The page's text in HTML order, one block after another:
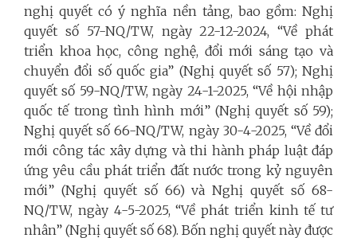
nghị quyết có ý nghĩa nền tảng, bao gồm: Nghị
quyết số 57-NQ/TW, ngày 22-12-2024, “Về phát
triển khoa học, công nghệ, đổi mới sáng tạo và
chuyển đổi số quốc gia” (Nghị quyết số 57); Nghị
quyết số 59-NQ/TW, ngày 24-1-2025, “Về hội nhập
quốc tế trong tình hình mới” (Nghị quyết số 59);
Nghị quyết số 66-NQ/TW, ngày 30-4-2025, “Về đổi
mới công tác xây dựng và thi hành pháp luật đáp
ứng yêu cầu phát triển đất nước trong kỷ nguyên
mới” (Nghị quyết số 66) và Nghị quyết số 68-
NQ/TW, ngày 4-5-2025, “Về phát triển kinh tế tư
nhân” (Nghị quyết số 68). Bốn nghị quyết này được